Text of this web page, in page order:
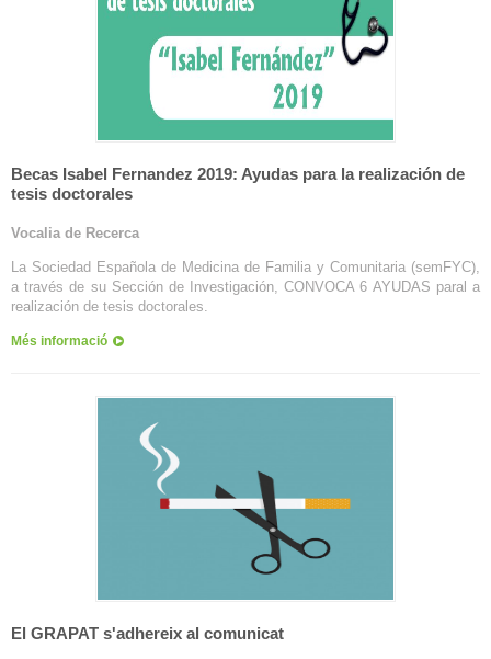
Becas Isabel Fernandez 2019: Ayudas para la realización de
tesis doctorales
Vocalia de Recerca
La Sociedad Española de Medicina de Familia y Comunitaria (semFYC),
a través de su Sección de Investigación, CONVOCA 6 AYUDAS paral a
realización de tesis doctorales.
Més informació
El GRAPAT s'adhereix al comunicat